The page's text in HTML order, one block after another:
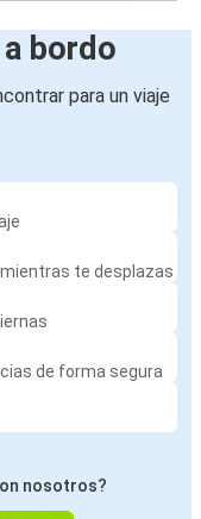
bordo
para un viaje
te desplazas
de forma segura
nosotros?